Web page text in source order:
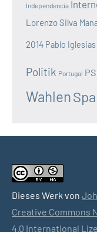
Independencia
Lorenzo Silva
2014 Pablo Iglesias
Politik Portugal
Wahlen
Dieses Werk von
Creative Commons
4.0 International